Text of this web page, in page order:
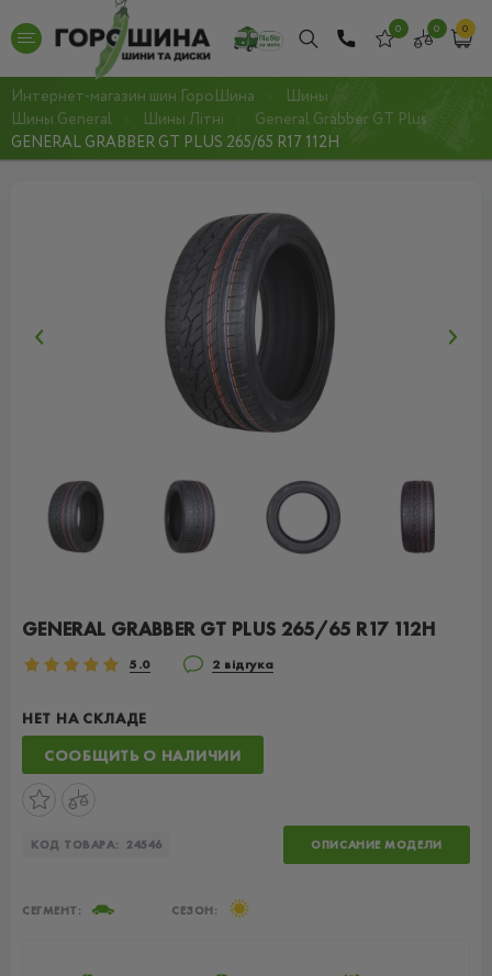
0 0 0
Интернет-магазин шин ГороШина
Шины
Шины General
Шины Літні
General Grabber GT Plus
GENERAL GRABBER GT PLUS 265/65 R17 112H
GENERAL GRABBER GT PLUS 265/65 R17 112H
5.0 2 відгука
НЕТ НА СКЛАДЕ
СООБЩИТЬ О НАЛИЧИИ
КОД ТОВАРА: 24546 ОПИСАНИЕ МОДЕЛИ
СЕГМЕНТ: СЕЗОН: